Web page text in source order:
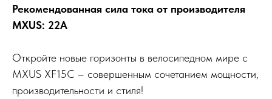
Рекомендованная сила тока от производителя
MXUS: 22A
Откройте новые горизонты в велосипедном мире с
MXUS XF15C – совершенным сочетанием мощности,
производительности и стиля!